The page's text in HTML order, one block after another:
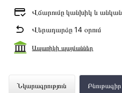
Վճարումը կանխիկ և
Վերադարձը 14 օրում
Ապառիկի պայմաններ
Նկարագրություն Բնութագիր
Սառնարան MIDEA